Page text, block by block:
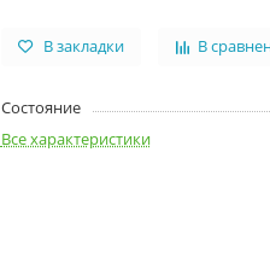
В закладки В
Состояние
Все характеристики